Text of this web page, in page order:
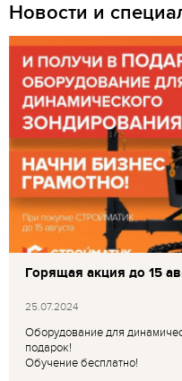
Новости и
Горящая акция до 15
25.07.2024
Оборудование для
подарок!
Обучение бесплатно!